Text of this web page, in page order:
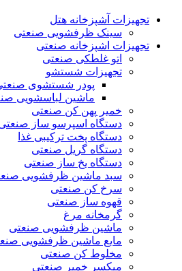
تجهیزات آشپزخانه هتل
سینک ظرفشویی صنعتی
تجهیزات اشپزخانه صنعتی
اتو غلطکی صنعتی
تجهیزات شستشو
پودر شستشوی
ماشین لباسشویی
خمیر پهن کن صنعتی
دستگاه اسپرسو ساز
دستگاه پخت ترکیبی غذا
دستگاه گریل صنعتی
دستگاه یخ ساز صنعتی
سبد ماشین ظرفشویی
سرخ کن صنعتی
قهوه ساز صنعتی
گرمخانه مرغ
ماشین ظرفشویی صنعتی
مایع ماشین ظرفشویی
مخلوط کن صنعتی
میکسر خمیر صنعتی